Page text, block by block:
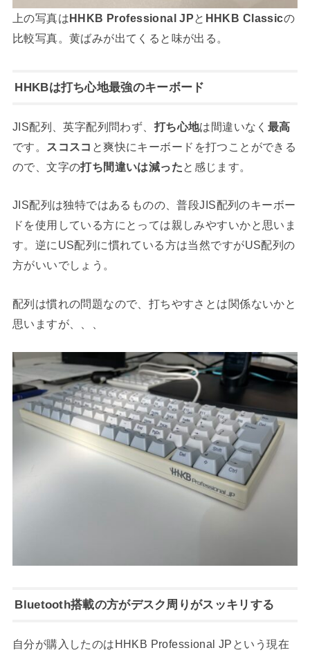
上の写真はHHKB Professional JPと HHKB Classicの
比較写真。黄ばみが出てくると味が出る。
HHKBは打ち心地最強のキーボード
JIS配列、英字配列問わず、 打ち心地は間違いなく 最高
です。
スコスコ と爽快にキーボードを打つことができる
ので、文字の打ち間違いは減ったと感じます。
JIS配列は独特ではあるものの、普段JIS配列のキーボー
ドを使用している方にとっては親しみやすいかと思いま
す。逆にUS配列に慣れている方は当然ですがUS配列の
方がいいでしょう。
配列は慣れの問題なので、打ちやすさとは関係ないかと
思いますが、、、
Bluetooth搭載の方がデスク周りがスッキリする
自分が購入したのはHHKB Professional JPという現在